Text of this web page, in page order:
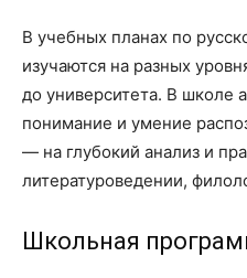
В учебных планах по
изучаются на разных
до университета. В школе
понимание и умение
— на глубокий анализ и
литературоведении,
Школьная